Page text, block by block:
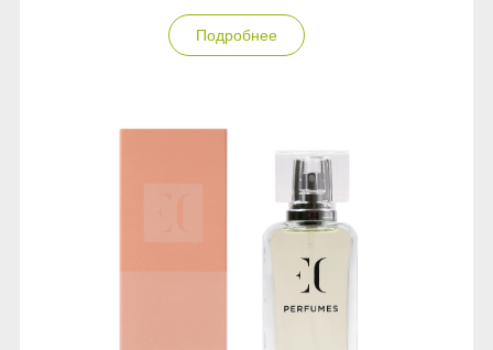
Подробнее